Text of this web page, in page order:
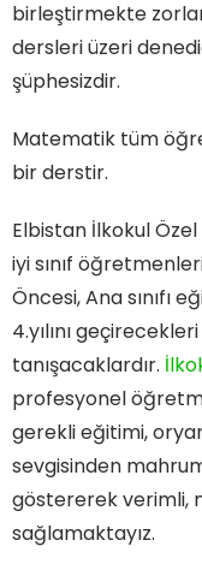
birleştirmekte
dersleri üzeri
şüphesizdir.
Matematik tüm
bir derstir.
Elbistan İlkokul
iyi sınıf
Öncesi, Ana sınıfı
4.yılını
tanışacaklardır.
profesyonel
gerekli eğitimi,
sevgisinden
göstererek verimli,
sağlamaktayız.